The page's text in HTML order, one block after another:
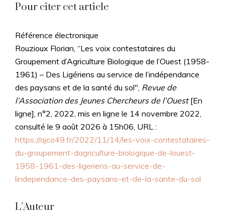
Pour citer cet article
Référence électronique
Rouzioux Florian, “Les voix contestataires du
Groupement d’Agriculture Biologique de l’Ouest (1958-
1961) – Des Ligériens au service de l’indépendance
des paysans et de la santé du sol", Revue de
l’Association des Jeunes Chercheurs de l’Ouest[En
ligne], n°2, 2022, mis en ligne le 14 novembre 2022,
consulté le 9 août 2026 à 15h06, URL :
https://ajco49.fr/2022/11/14/les-voix-contestataires-
du-groupement-dagriculture-biologique-de-louest-
1958-1961-des-ligeriens-au-service-de-
lindependance-des-paysans-et-de-la-sante-du-sol
L’Auteur